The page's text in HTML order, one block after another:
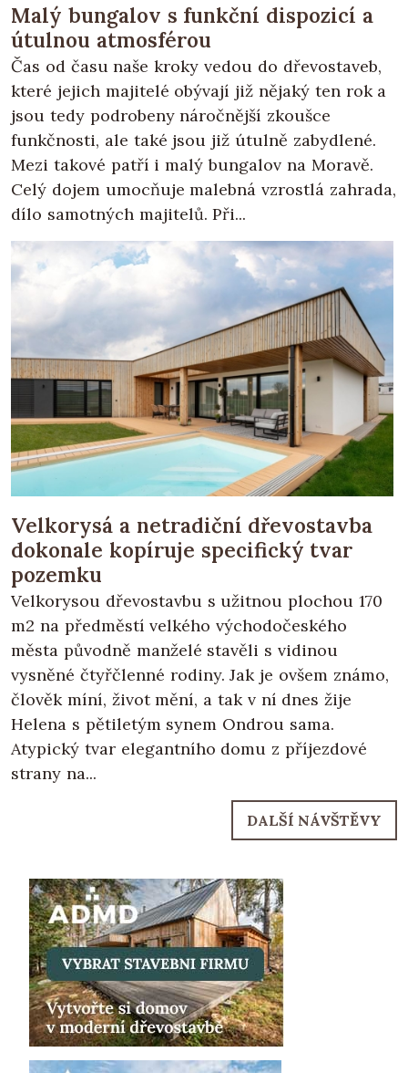
Malý bungalov s funkční dispozicí a
útulnou atmosférou
Čas od času naše kroky vedou do dřevostaveb,
které jejich majitelé obývají již nějaký ten rok a
jsou tedy podrobeny náročnější zkoušce
funkčnosti, ale také jsou již útulně zabydlené.
Mezi takové patří i malý bungalov na Moravě.
Celý dojem umocňuje malebná vzrostlá zahrada,
dílo samotných majitelů. Při...
Velkorysá a netradiční dřevostavba
dokonale kopíruje specifický tvar
pozemku
Velkorysou dřevostavbu s užitnou plochou 170
m2 na předměstí velkého východočeského
města původně manželé stavěli s vidinou
vysněné čtyřčlenné rodiny. Jak je ovšem známo,
člověk míní, život mění, a tak v ní dnes žije
Helena s pětiletým synem Ondrou sama.
Atypický tvar elegantního domu z příjezdové
strany na...
DALŠÍ NÁVŠTĚVY